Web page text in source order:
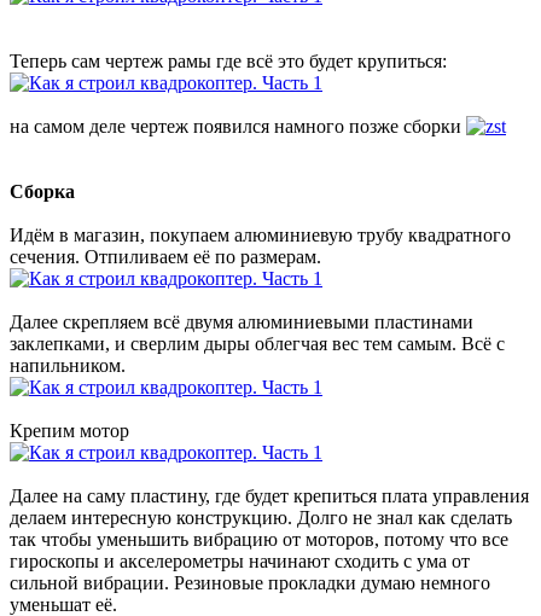
Теперь сам чертеж рамы где всё это будет крупиться:
на самом деле чертеж появился намного позже сборки
Сборка
Идём в магазин, покупаем алюминиевую трубу квадратного
сечения. Отпиливаем её по размерам.
Далее скрепляем всё двумя алюминиевыми пластинами
заклепками, и сверлим дыры облегчая вес тем самым. Всё с
напильником.
Крепим мотор
Далее на саму пластину, где будет крепиться плата управления
делаем интересную конструкцию. Долго не знал как сделать
так чтобы уменьшить вибрацию от моторов, потому что все
гироскопы и акселерометры начинают сходить с ума от
сильной вибрации. Резиновые прокладки думаю немного
уменьшат её.